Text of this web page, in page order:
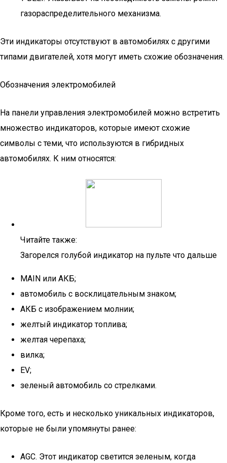
газораспределительного механизма.
Эти индикаторы отсутствуют в автомобилях с другими
типами двигателей, хотя могут иметь схожие обозначения.
Обозначения электромобилей
На панели управления электромобилей можно встретить
множество индикаторов, которые имеют схожие
символы с теми, что используются в гибридных
автомобилях. К ним относятся:
Читайте также:
Загорелся голубой индикатор на пульте что дальше
MAIN или АКБ;
автомобиль с восклицательным знаком;
АКБ с изображением молнии;
желтый индикатор топлива;
желтая черепаха;
вилка;
EV;
зеленый автомобиль со стрелками.
Кроме того, есть и несколько уникальных индикаторов,
которые не были упомянуты ранее:
AGC. Этот индикатор светится зеленым, когда